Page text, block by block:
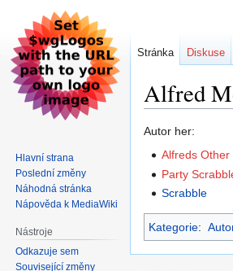
Alfred
Skočit
Skočit
Autor her:
Alfreds Other
Party
Scrabble
Kategorie:
Stránka Diskuse
Hlavní strana
Poslední změny
Náhodná stránka
Nápověda k MediaWiki
Nástroje
Odkazuje sem
Související změny